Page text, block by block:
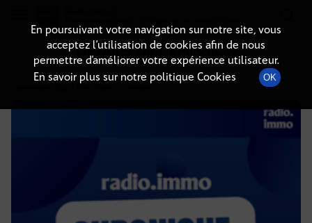
DÉTAILS DE L'ÉMISSION
En poursuivant votre navigation sur notre site, vous
acceptez l’utilisation de cookies afin de nous
permettre d’améliorer votre expérience utilisateur.
En savoir plus sur notre politique Cookies
OK